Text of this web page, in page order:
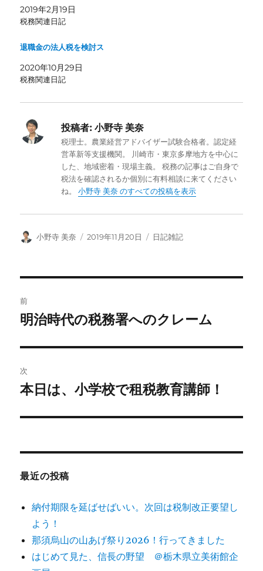
2019年2月19日
税務関連日記
退職金の法人税を検討ス
2020年10月29日
税務関連日記
投稿者: 小野寺 美奈
税理士。農業経営アドバイザー試験合格者。認定経
営革新等支援機関。 川崎市・東京多摩地方を中心に
した、地域密着・現場主義。 税務の記事はご自身で
税法を確認されるか個別に有料相談に来てください
ね。小野寺 美奈 のすべての投稿を表示
投
小野寺 美奈
投
2019年11月20日
カ
日記雑記
稿
ビ
ゲ
ー
前
前
投
稿:
明治時代の税務署へのクレーム
次
次
投
本日は、小学校で租税教育講師！
最近の投稿
納付期限を延ばせばいい。次回は税制改正要望し
よう！
那須烏山の山あげ祭り2026！行ってきました
はじめて見た、信長の野望 ＠栃木県立美術館企